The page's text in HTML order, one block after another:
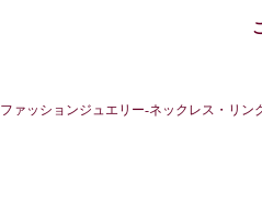
ファッションジュエリー-ネックレス・リン